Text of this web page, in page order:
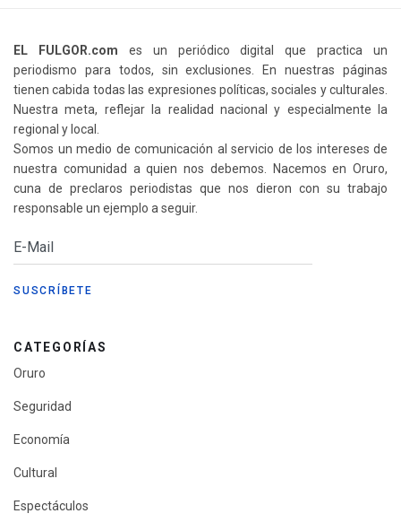
EL FULGOR.com es un periódico digital que practica un
periodismo para todos, sin exclusiones. En nuestras páginas
tienen cabida todas las expresiones políticas, sociales y culturales.
Nuestra meta, reflejar la realidad nacional y especialmente la
regional y local.
Somos un medio de comunicación al servicio de los intereses de
nuestra comunidad a quien nos debemos. Nacemos en Oruro,
cuna de preclaros periodistas que nos dieron con su trabajo
responsable un ejemplo a seguir.
CATEGORÍAS
Oruro
Seguridad
Economía
Cultural
Espectáculos